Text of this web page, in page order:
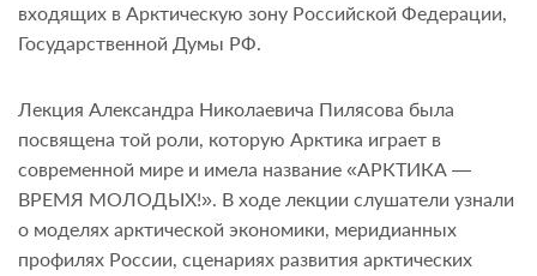
входящих в Арктическую зону Российской Федерации,
Государственной Думы РФ.
Лекция Александра Николаевича Пилясова была
посвящена той роли, которую Арктика играет в
современной мире и имела название «АРКТИКА —
ВРЕМЯ МОЛОДЫХ!». В ходе лекции слушатели узнали
о моделях арктической экономики, меридианных
профилях России, сценариях развития арктических